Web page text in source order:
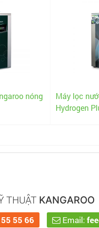
nóng
Máy lọc
Hydrogen
THUẬT KANGAROO
55 66 Email: